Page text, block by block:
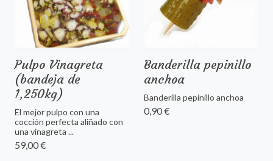
Pulpo Vinagreta
(bandeja de
1,250kg)
El mejor pulpo con una
cocción perfecta aliñado con
una vinagreta ...
59,00 €
Banderilla pepinillo
anchoa
Banderilla pepinillo anchoa
0,90 €